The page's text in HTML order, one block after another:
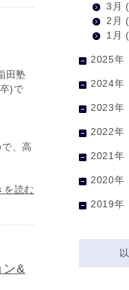
田塾
)で
、高
を読む
ン&
3月
2月
1月
2025年
2024年
2023年
2022年
2021年
2020年
2019年